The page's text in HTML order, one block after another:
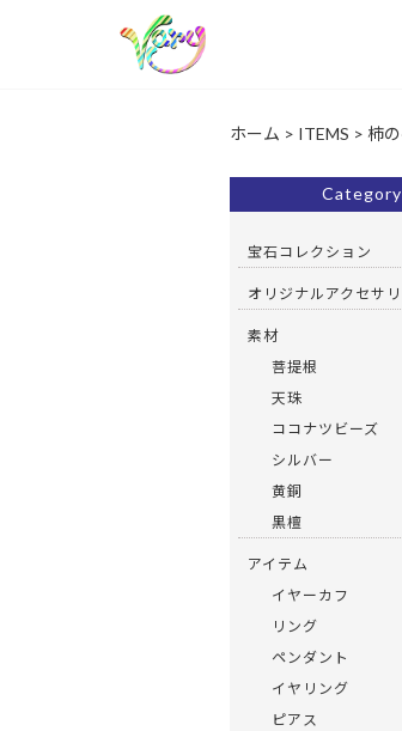
ホーム > ITEMS > 柿
Category
宝石コレクション
オリジナルアクセサ
素材
菩提根
天珠
ココナツビーズ
シルバー
黄銅
黒檀
アイテム
イヤーカフ
リング
ペンダント
イヤリング
ピアス